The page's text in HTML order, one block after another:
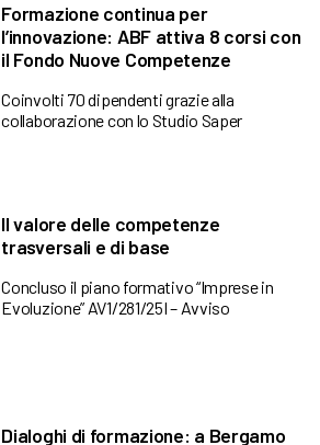
Formazione continua per
l’innovazione: ABF attiva 8 corsi con
il Fondo Nuove Competenze
Coinvolti 70 dipendenti grazie alla
collaborazione con lo Studio Saper
Il valore delle competenze
trasversali e di base
Concluso il piano formativo “Imprese in
Evoluzione” AV1/281/25I – Avviso
Dialoghi di formazione: a Bergamo